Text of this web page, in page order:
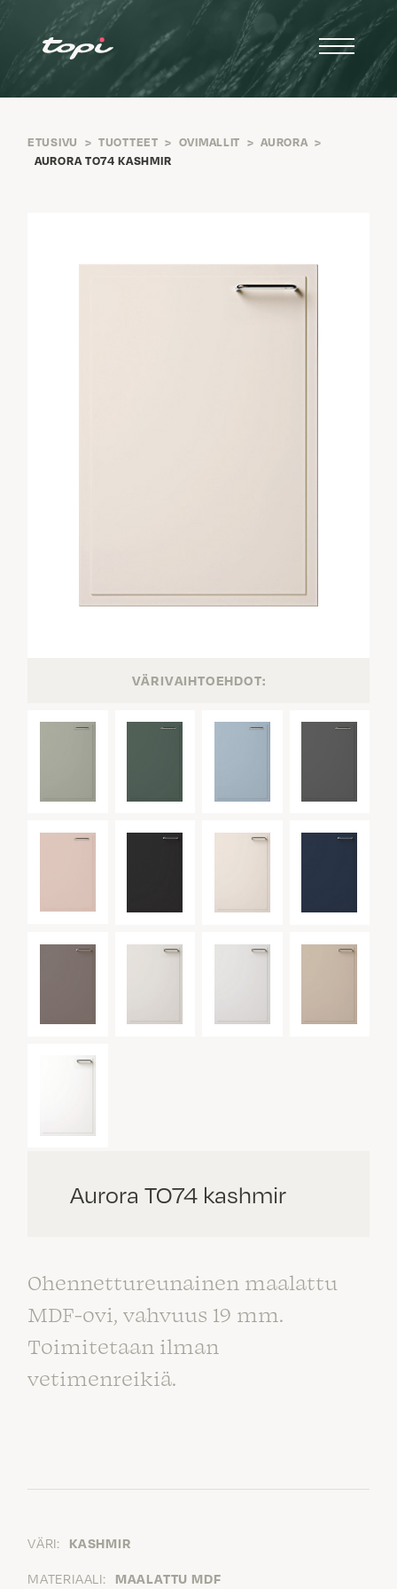
ETUSIVU > TUOTTEET > OVIMALLIT > AURORA >
AURORA TO74 KASHMIR
VÄRIVAIHTOEHDOT:
Aurora TO74 kashmir
Ohennettureunainen maalattu
MDF-ovi, vahvuus 19 mm.
Toimitetaan ilman
vetimenreikiä.
VÄRI: KASHMIR
MATERIAALI: MAALATTU MDF